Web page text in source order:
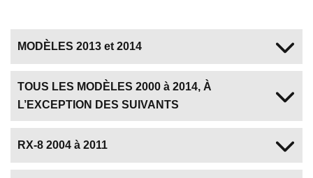
MODÈLES 2013 et 2014
TOUS LES MODÈLES 2000 à 2014, À
L’EXCEPTION DES SUIVANTS
RX-8 2004 à 2011